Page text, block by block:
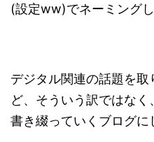
(設定ww)でネーミングし
デジタル関連の話題を
ど、そういう訳ではな
書き綴っていくブログに